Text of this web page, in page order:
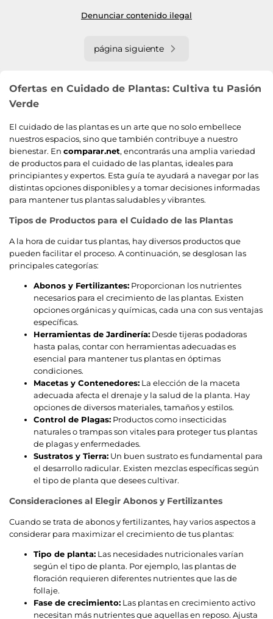
Denunciar contenido ilegal
página siguiente
Ofertas en Cuidado de Plantas: Cultiva tu Pasión
Verde
El cuidado de las plantas es un arte que no solo embellece
nuestros espacios, sino que también contribuye a nuestro
bienestar. En comparar.net, encontrarás una amplia variedad
de productos para el cuidado de las plantas, ideales para
principiantes y expertos. Esta guía te ayudará a navegar por las
distintas opciones disponibles y a tomar decisiones informadas
para mantener tus plantas saludables y vibrantes.
Tipos de Productos para el Cuidado de las Plantas
A la hora de cuidar tus plantas, hay diversos productos que
pueden facilitar el proceso. A continuación, se desglosan las
principales categorías:
Abonos y Fertilizantes: Proporcionan los nutrientes
necesarios para el crecimiento de las plantas. Existen
opciones orgánicas y químicas, cada una con sus ventajas
específicas.
Herramientas de Jardinería: Desde tijeras podadoras
hasta palas, contar con herramientas adecuadas es
esencial para mantener tus plantas en óptimas
condiciones.
Macetas y Contenedores: La elección de la maceta
adecuada afecta el drenaje y la salud de la planta. Hay
opciones de diversos materiales, tamaños y estilos.
Control de Plagas: Productos como insecticidas
naturales o trampas son vitales para proteger tus plantas
de plagas y enfermedades.
Sustratos y Tierra: Un buen sustrato es fundamental para
el desarrollo radicular. Existen mezclas específicas según
el tipo de planta que desees cultivar.
Consideraciones al Elegir Abonos y Fertilizantes
Cuando se trata de abonos y fertilizantes, hay varios aspectos a
considerar para maximizar el crecimiento de tus plantas:
Tipo de planta: Las necesidades nutricionales varían
según el tipo de planta. Por ejemplo, las plantas de
floración requieren diferentes nutrientes que las de
follaje.
Fase de crecimiento: Las plantas en crecimiento activo
necesitan más nutrientes que aquellas en reposo. Ajusta